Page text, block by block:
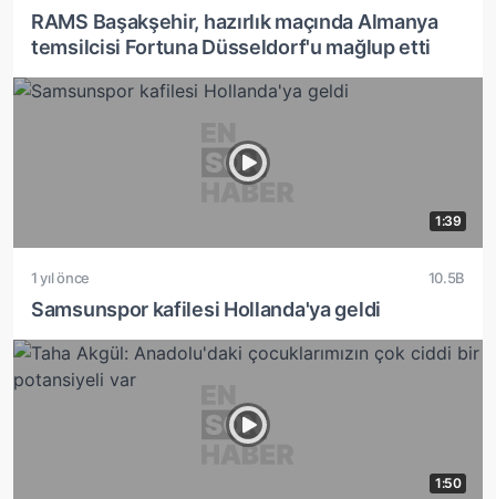
RAMS Başakşehir, hazırlık maçında Almanya
temsilcisi Fortuna Düsseldorf'u mağlup etti
1:39
1 yıl önce 10.5B
Samsunspor kafilesi Hollanda'ya geldi
1:50